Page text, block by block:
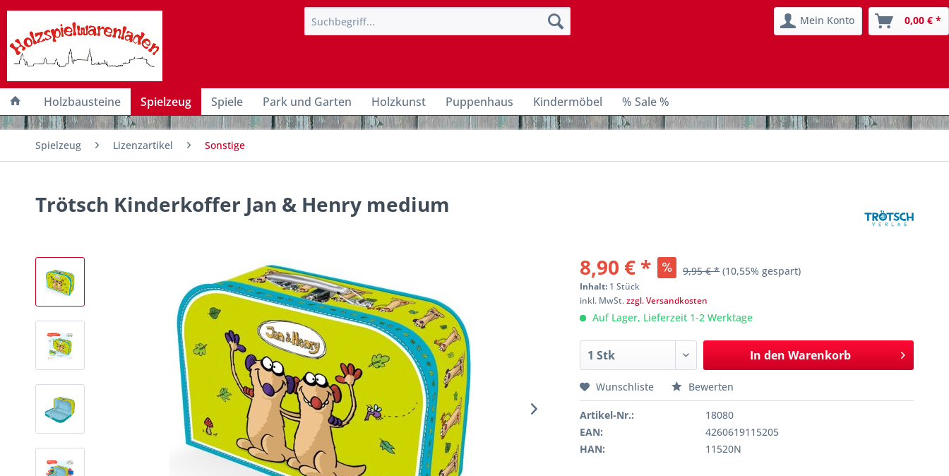
Mein Konto 0,00 € *
Holzbausteine Spielzeug Spiele Park und Garten Holzkunst Puppenhaus Kindermöbel % Sale %
Spielzeug Lizenzartikel Sonstige
Trötsch Kinderkoffer Jan & Henry medium
8,90 € * 9,95 € * (10,55% gespart)
Inhalt: 1 Stück
inkl. MwSt.zzgl. Versandkosten
Auf Lager, Lieferzeit 1-2 Werktage
In den Warenkorb
Wunschliste Bewerten
Artikel-Nr.:
18080
EAN:
4260619115205
HAN:
11520N